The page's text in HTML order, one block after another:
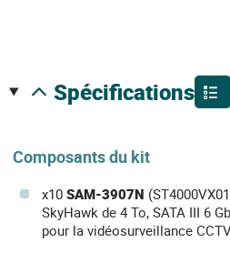
spécifications
Composants du kit
x10 SAM-3907N
SkyHawk de 4 To, SATA III 6
pour la vidéosurveillance